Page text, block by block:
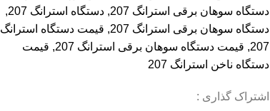
دستگاه سوهان برقی استرانگ 207
, دستگاه استرانگ 207
,
دستگاه سوهان برقی استرانگ 207
, قیمت دستگاه استرانگ
207
, قیمت دستگاه سوهان برقی استرانگ 207 , قیمت
دستگاه ناخن استرانگ 207
اشتراک گذاری :